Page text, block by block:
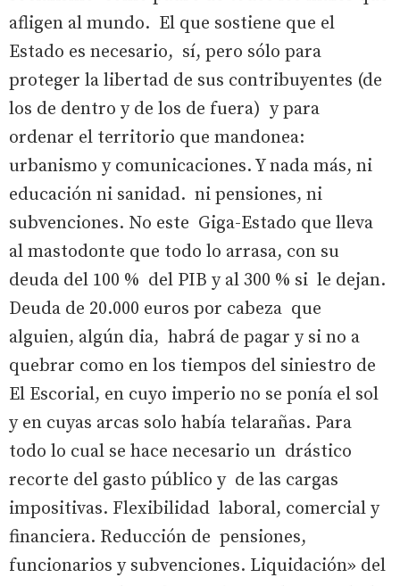
afligen al mundo. El que sostiene que el
Estado es necesario, sí, pero sólo para
proteger la libertad de sus contribuyentes (de
los de dentro y de los de fuera) y para
ordenar el territorio que mandonea:
urbanismo y comunicaciones. Y nada más, ni
educación ni sanidad. ni pensiones, ni
subvenciones. No este Giga-Estado que lleva
al mastodonte que todo lo arrasa, con su
deuda del 100 % del PIB y al 300 % si le dejan.
Deuda de 20.000 euros por cabeza que
alguien, algún dia, habrá de pagar y si no a
quebrar como en los tiempos del siniestro de
El Escorial, en cuyo imperio no se ponía el sol
y en cuyas arcas solo había telarañas. Para
todo lo cual se hace necesario un drástico
recorte del gasto público y de las cargas
impositivas. Flexibilidad laboral, comercial y
financiera. Reducción de pensiones,
funcionarios y subvenciones. Liquidación» del